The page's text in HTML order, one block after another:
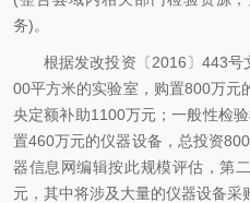
务)。
根据发改投资〔2016〕443号
00平方米的实验室，购置800万元
央定额补助1100万元；一般性检
置460万元的仪器设备，总投资
器信息网编辑按此规模评估，第
元，其中将涉及大量的仪器设备采